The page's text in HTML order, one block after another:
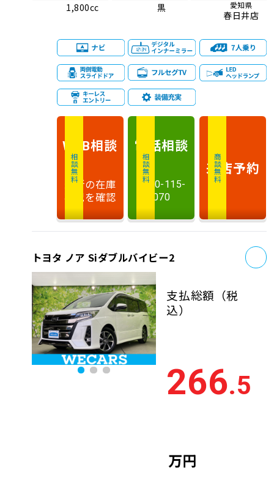
1,800cc 黒 愛知県
春日井店
相談無料
WEB相談
最新の在庫
状況を確認
相談無料
電話相談
0120-115-
070
商談無料
来店予約
トヨタ ノア Siダブルバイビー2
支払総額 （税
込）
266.5
万円